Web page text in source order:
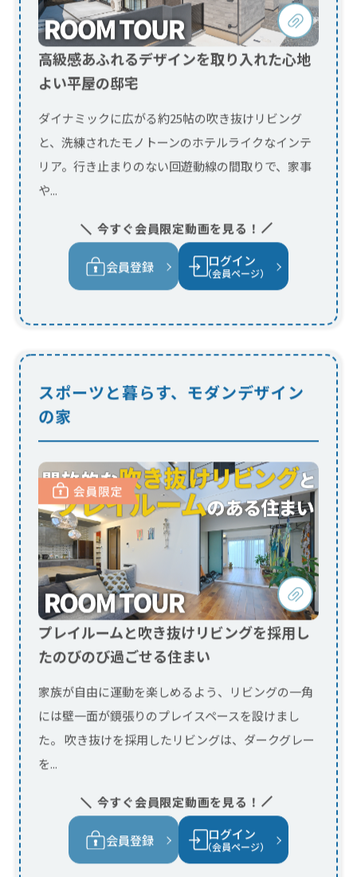
リア。行き止まりのない回遊動線の間取りで、家事
や...
今すぐ会員限定動画を見る！
会員登録 （会員ページ）
スポーツと暮らす、モダンデザイン
の家
プレイルームと吹き抜けリビングを採用し
たのびのび過ごせる住まい
家族が自由に運動を楽しめるよう、リビングの一角
には壁一面が鏡張りのプレイスペースを設けまし
た。 吹き抜けを採用したリビングは、ダークグレー
を...
今すぐ会員限定動画を見る！
会員登録 （会員ページ）
アンティーク家具に囲まれて過ごす
ガレージハウス